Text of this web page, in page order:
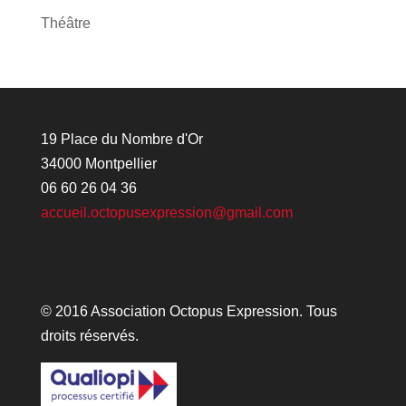
Théâtre
19 Place du Nombre d'Or
34000 Montpellier
06 60 26 04 36
accueil.octopusexpression@gmail.com
© 2016 Association Octopus Expression. Tous
droits réservés.